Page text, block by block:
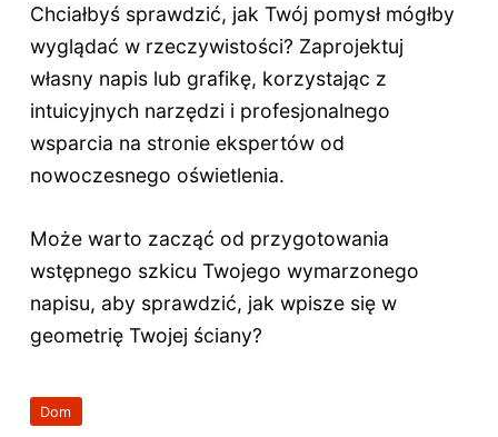
Chciałbyś sprawdzić, jak Twój pomysł mógłby
wyglądać w rzeczywistości? Zaprojektuj
własny napis lub grafikę, korzystając z
intuicyjnych narzędzi i profesjonalnego
wsparcia na stronie ekspertów od
nowoczesnego oświetlenia.
Może warto zacząć od przygotowania
wstępnego szkicu Twojego wymarzonego
napisu, aby sprawdzić, jak wpisze się w
geometrię Twojej ściany?
Dom